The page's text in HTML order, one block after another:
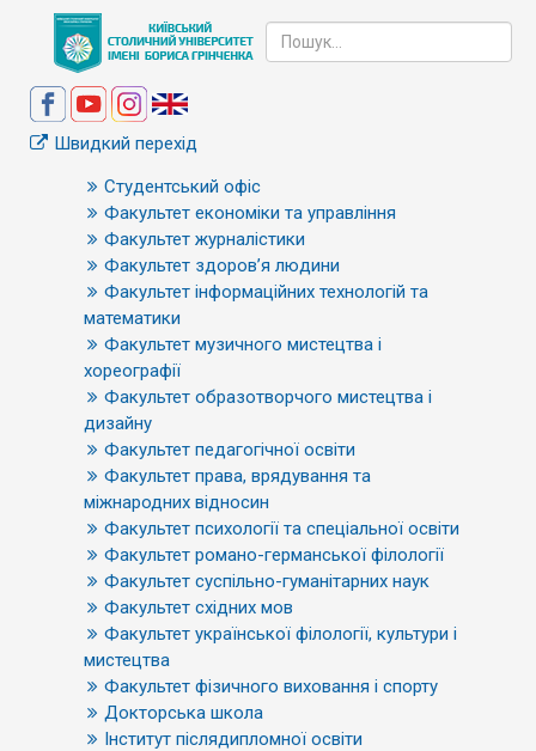
Швидкий перехід
Студентський офіс
Факультет економіки та управління
Факультет журналістики
Факультет здоров’я людини
Факультет інформаційних технологій та
математики
Факультет музичного мистецтва і
хореографії
Факультет образотворчого мистецтва і
дизайну
Факультет педагогічної освіти
Факультет права, врядування та
міжнародних відносин
Факультет психології та спеціальної освіти
Факультет романо-германської філології
Факультет суспільно-гуманітарних наук
Факультет східних мов
Факультет української філології, культури і
мистецтва
Факультет фізичного виховання і спорту
Докторська школа
Інститут післядипломної освіти